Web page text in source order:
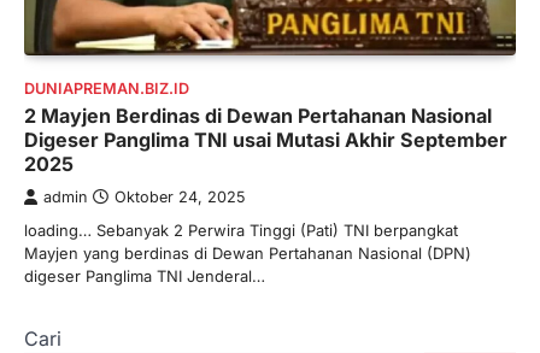
DUNIAPREMAN.BIZ.ID
2 Mayjen Berdinas di Dewan Pertahanan Nasional
Digeser Panglima TNI usai Mutasi Akhir September
2025
admin Oktober 24, 2025
loading… Sebanyak 2 Perwira Tinggi (Pati) TNI berpangkat
Mayjen yang berdinas di Dewan Pertahanan Nasional (DPN)
digeser Panglima TNI Jenderal…
Cari